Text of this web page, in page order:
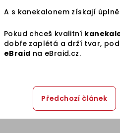
A s kanekalonem získají
Pokud chceš kvalitní
dobře zaplétá a drží tvar,
eBraid na eBraid.cz.
Předchozí článek